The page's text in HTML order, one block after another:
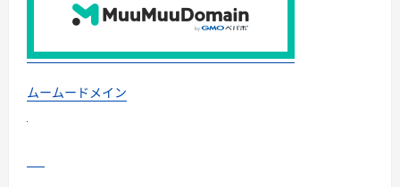
い
爪
巻
き
ムームードメイン